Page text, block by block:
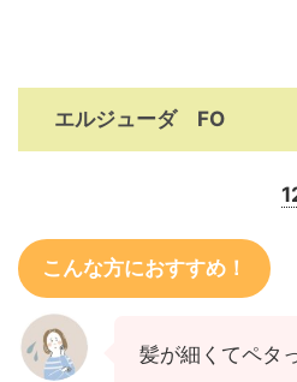
エルジューダ FO
こんな方におすすめ！
髪が細くてペタ